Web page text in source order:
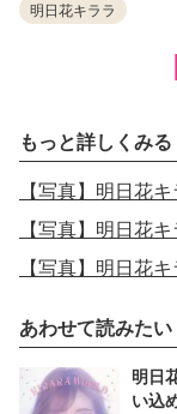
明日花キララ
もっと詳しくみる
【写真】明日花
あわせて読みたい
明日
い込